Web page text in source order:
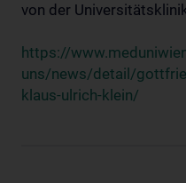
von der
https://
uns/news/detail/
klaus-ulrich-klein/